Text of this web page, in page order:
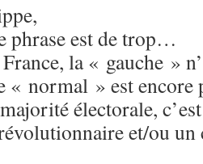
phrase est de trop…
la « gauche »
« normal » est encore
électorale,
et/ou un